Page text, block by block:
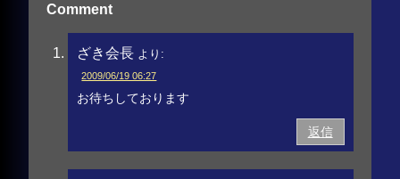
Comment
ざき会長 より:
2009/06/19 06:27
お待ちしております
返信